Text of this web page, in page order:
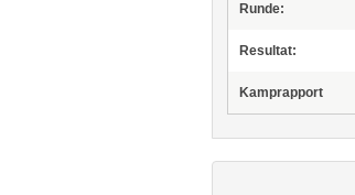
Runde:
Resultat:
Kamprapport